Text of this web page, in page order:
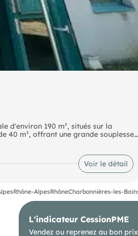
d'environ 190 m², situés sur la
40 m², offrant une grande souplesse
à l'ouest de LYON, ces
Voir le détail
Rhône-AlpesRhôneCharbonnières-les-
L'indicateur CessionPME
Vendez ou reprenez au bon